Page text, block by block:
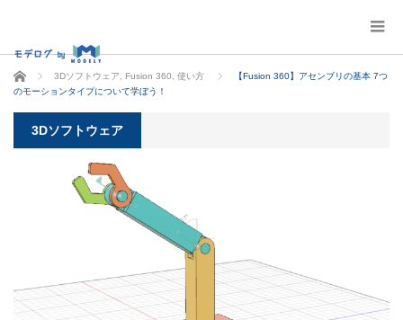
ホーム 3Dソフトウェア Fusion 360 使い方
【Fusion 360】アセンブリの基本 7つ
のモーションタイプについて学ぼう！
3Dソフトウェア